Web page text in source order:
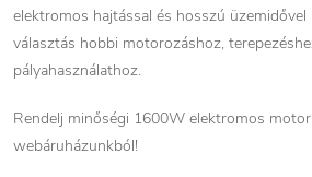
elektromos hajtással és hosszú üzemidővel
választás hobbi motorozáshoz,
pályahasználathoz.
Rendelj minőségi 1600W elektromos
webáruházunkból!